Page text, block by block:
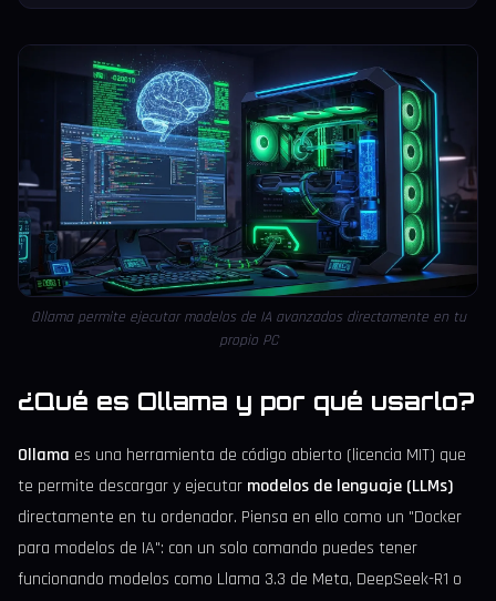
Ollama permite ejecutar modelos de IA avanzados directamente en tu
propio PC
¿Qué es Ollama y por qué usarlo?
Ollama es una herramienta de código abierto (licencia MIT) que
te permite descargar y ejecutar modelos de lenguaje (LLMs)
directamente en tu ordenador. Piensa en ello como un "Docker
para modelos de IA": con un solo comando puedes tener
funcionando modelos como Llama 3.3 de Meta, DeepSeek-R1 o